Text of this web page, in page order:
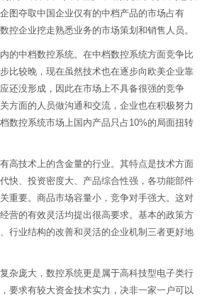
图夺取中国企业仅有的中档产品的市场占有
控企业挖走熟悉业务的市场策划和销售人员。
中档数控系统。在中档数控系统方面竞争比
比较晚，现在虽然技术也在逐步向欧美企业靠
还没形成，因此在市场上不具备很强的竞争
方面的人员做沟通和交流，企业也在积极努力
数控系统市场上国内产品只占10%的局面扭转
技术上的含金量的行业。其特点是技术方面
快、投资密度大、产品综合性强，各功能部件
重要。商品市场容量小，竞争对手强大。这对
营的有效灵活均提出很高要求。基本的政策方
行业结构的改善和灵活的企业机制三者更好地
庞大，数控系统更是属于高科技型电子类行
要求有较大资金技术实力，决非一家一户可以